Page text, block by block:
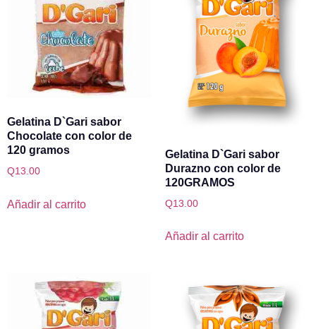
Gelatina D`Gari sabor
Chocolate con color de
120 gramos
Q13.00
Añadir al carrito
Gelatina D`Gari sabor
Durazno con color de
120GRAMOS
Q13.00
Añadir al carrito